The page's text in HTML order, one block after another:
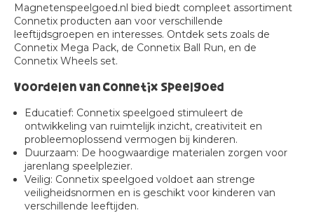
Magnetenspeelgoed.nl bied biedt compleet assortiment
Connetix producten aan voor verschillende
leeftijdsgroepen en interesses. Ontdek sets zoals de
Connetix Mega Pack, de Connetix Ball Run, en de
Connetix Wheels set.
Voordelen van Connetix Speelgoed
Educatief: Connetix speelgoed stimuleert de
ontwikkeling van ruimtelijk inzicht, creativiteit en
probleemoplossend vermogen bij kinderen.
Duurzaam: De hoogwaardige materialen zorgen voor
jarenlang speelplezier.
Veilig: Connetix speelgoed voldoet aan strenge
veiligheidsnormen en is geschikt voor kinderen van
verschillende leeftijden.